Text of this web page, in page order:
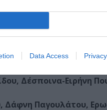
Data Access
Δέσποινα-Ειρήνη
Δάφνη Παγουλάτου,